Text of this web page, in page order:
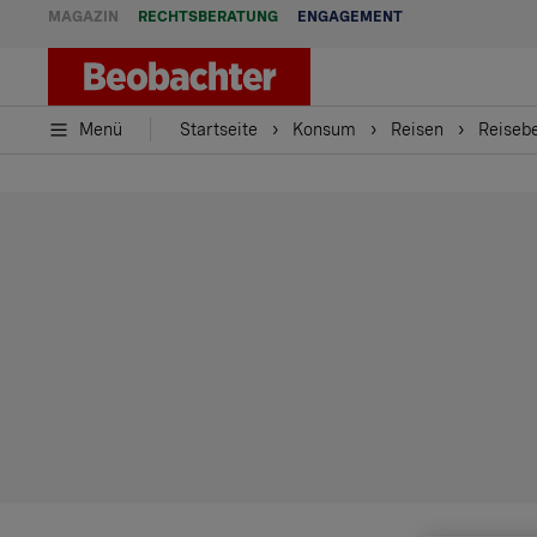
MAGAZIN RECHTSBERATUNG ENGAGEMENT
Menü Startseite Konsum Reisen